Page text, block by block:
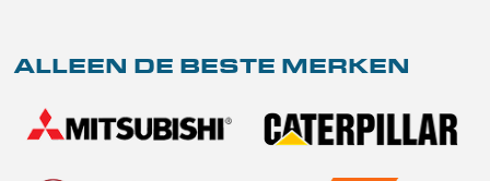
ALLEEN DE BESTE MERKEN